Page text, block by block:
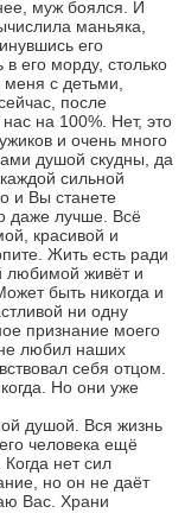
муж боялся. И
маньяка,
его
его морду, столько
с детьми,
после
на 100%. Нет, это
и очень много
душой скудны, да
сильной
и Вы станете
даже лучше. Всё
красивой и
Жить есть ради
любимой живёт и
быть никогда и
ни одну
признание моего
любил наших
себя отцом.
Но они уже
душой. Вся жизнь
человека ещё
нет сил
но он не даёт
Вас. Храни